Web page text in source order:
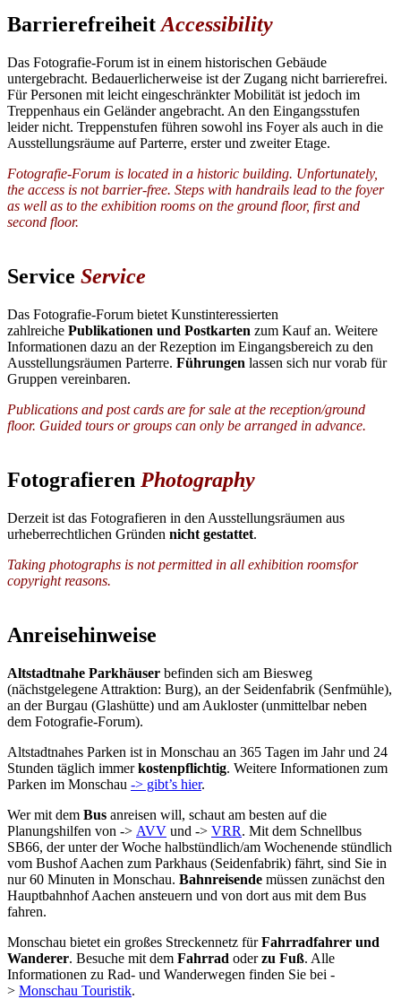
BarrierefreiheitAccessibility
Das Fotografie-Forum ist in einem historischen Gebäude
untergebracht. Bedauerlicherweise ist der Zugang nicht barrierefrei.
Für Personen mit leicht eingeschränkter Mobilität ist jedoch im
Treppenhaus ein Geländer angebracht. An den Eingangsstufen
leider nicht. Treppenstufen führen sowohl ins Foyer als auch in die
Ausstellungsräume auf Parterre, erster und zweiter Etage.
Fotografie-Forum is located in a historic building. Unfortunately,
the access is not barrier-free. Steps with handrails lead to the foyer
as well as to the exhibition rooms on the ground floor, first and
second floor.
Service Service
Das Fotografie-Forum bietet Kunstinteressierten
zahlreiche Publikationen und Postkarten zum Kauf an. Weitere
Informationen dazu an der Rezeption im Eingangsbereich zu den
Ausstellungsräumen Parterre. Führungen lassen sich nur vorab für
Gruppen vereinbaren.
Publications and post cards are for sale at the reception/ground
floor. Guided tours or groups can only be arranged in advance.
Fotografieren Photography
Derzeit ist das Fotografieren in den Ausstellungsräumen aus
urheberrechtlichen Gründen nicht gestattet.
Taking photographs is not permitted in all exhibition roomsfor
copyright reasons.
Anreisehinweise
Altstadtnahe Parkhäuser befinden sich am Biesweg
(nächstgelegene Attraktion: Burg), an der Seidenfabrik (Senfmühle),
an der Burgau (Glashütte) und am Aukloster (unmittelbar neben
dem Fotografie-Forum).
Altstadtnahes Parken ist in Monschau an 365 Tagen im Jahr und 24
Stunden täglich immerkostenpflichtig. Weitere Informationen zum
Parken im Monschau -> gibt’s hier.
Wer mit dem Bus anreisen will, schaut am besten auf die
Planungshilfen von -> AVV und -> VRR. Mit dem Schnellbus
SB66, der unter der Woche halbstündlich/am Wochenende stündlich
vom Bushof Aachen zum Parkhaus (Seidenfabrik) fährt, sind Sie in
nur 60 Minuten in Monschau. Bahnreisende müssen zunächst den
Hauptbahnhof Aachen ansteuern und von dort aus mit dem Bus
fahren.
Monschau bietet ein großes Streckennetz fürFahrradfahrer und
Wanderer. Besuche mit dem Fahrrad oderzu Fuß. Alle
Informationen zu Rad- und Wanderwegen finden Sie bei -
> Monschau Touristik.